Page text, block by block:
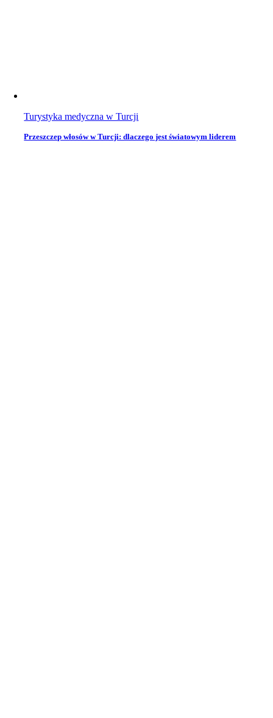
Turystyka medyczna w Turcji
Przeszczep włosów w Turcji: dlaczego jest światowym liderem